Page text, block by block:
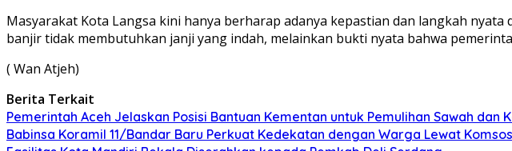
Masyarakat Kota Langsa kini hanya berharap adanya kepastian dan langkah
banjir tidak membutuhkan janji yang indah, melainkan bukti nyata bahwa
( Wan Atjeh)
Berita Terkait
Pemerintah Aceh Jelaskan Posisi Bantuan Kementan untuk Pemulihan Sawah dan
Babinsa Koramil 11/Bandar Baru Perkuat Kedekatan dengan Warga Lewat